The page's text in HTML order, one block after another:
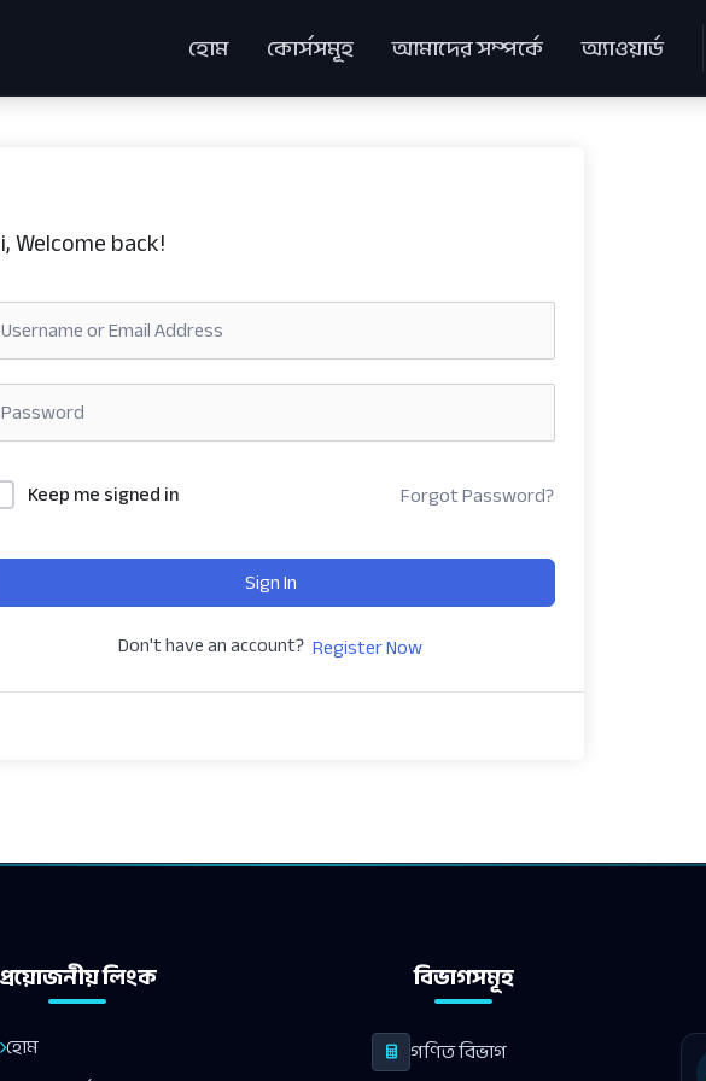
হোম কোর্সসমূহ আমাদের সম্পর্কে অ্যাওয়ার্ড
Welcome back!
Keep me signed in Forgot Password?
Sign In
Don't have an account? Register Now
প্রয়োজনীয় লিংক
হোম
বিভাগসমূহ
গণিত বিভাগ